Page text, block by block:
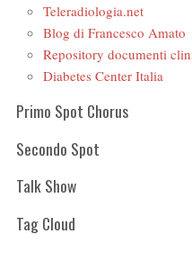
Teleradiologia.net
Blog di Francesco Amato
Repository documenti
Diabetes Center Italia
Primo Spot Chorus
Secondo Spot
Talk Show
Tag Cloud